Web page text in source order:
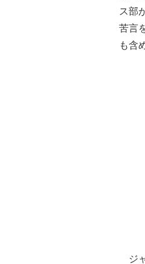
ス部
苦言
も含
ジ